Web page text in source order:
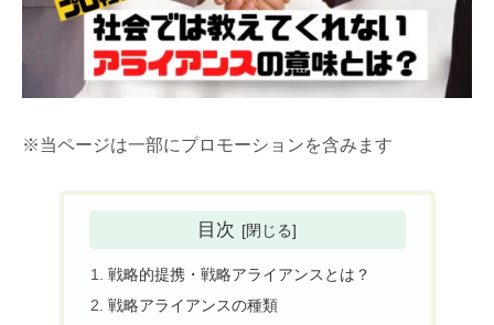
※当ページは一部にプロモーションを含みます
目次
戦略的提携・戦略アライアンスとは？
戦略アライアンスの種類